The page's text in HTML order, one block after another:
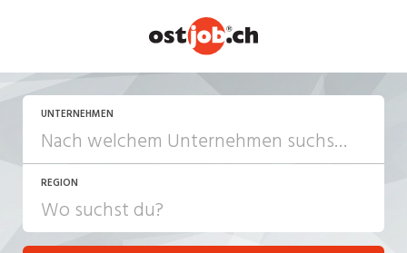
UNTERNEHMEN
REGION